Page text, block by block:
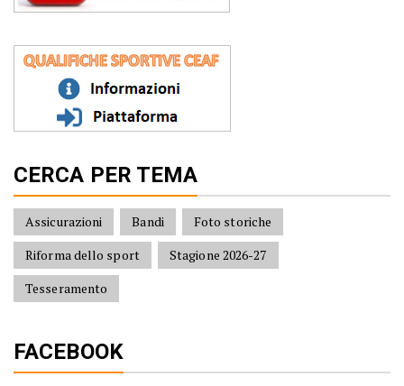
CERCA PER TEMA
Assicurazioni Bandi
Foto storiche
Riforma dello sport
Stagione 2026-27
Tesseramento
FACEBOOK